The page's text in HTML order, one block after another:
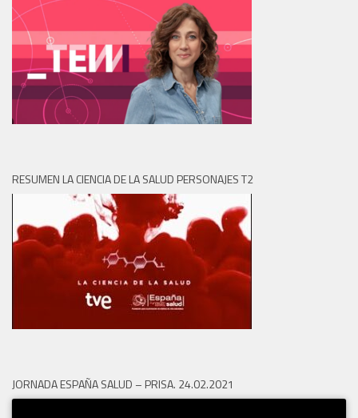
RESUMEN LA CIENCIA DE LA SALUD PERSONAJES T2
JORNADA ESPAÑA SALUD – PRISA. 24.02.2021